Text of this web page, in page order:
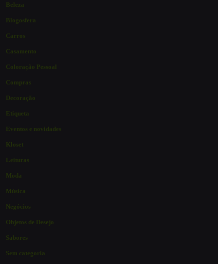
Beleza
Blogosfera
Carros
Casamento
Coloração Pessoal
Compras
Decoração
Etiqueta
Eventos e novidades
Kloset
Leituras
Moda
Música
Negócios
Objetos de Desejo
Sabores
Sem categoria